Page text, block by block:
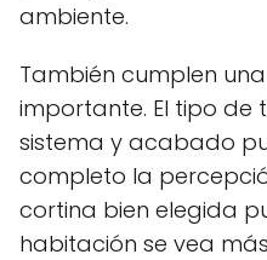
ambiente.
También cumplen
importante. El tipo de
sistema y acabado
completo la
cortina bien elegida
habitación se vea